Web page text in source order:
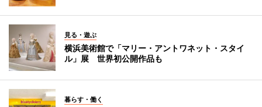
見る・遊ぶ
横浜美術館で「マリー・アントワネット・スタイ
ル」展 世界初公開作品も
暮らす・働く